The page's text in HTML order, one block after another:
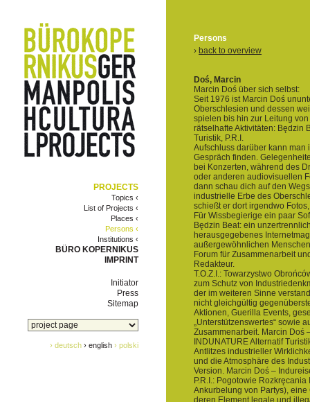
PROJECTS
Topics ‹
List of Projects ‹
Places ‹
Persons ‹
Institutions ‹
BÜRO KOPERNIKUS
IMPRINT
Initiator
Press
Sitemap
› deutsch › english › polski
Persons
› back to overview
Doś, Marcin
Marcin Doś über sich selbst:
Seit 1976 ist Marcin Doś
Oberschlesien und dessen
spielen bis hin zur Leitung
rätselhafte Aktivitäten: Będzin
Turistik, P.R.I.
Aufschluss darüber kann man
Gespräch finden.
bei Konzerten, während des
oder anderen audiovisuellen
dann schau dich auf den
industrielle Erbe des
schießt er dort irgendwo
Für Wissbegierige ein paar
Będzin Beat: ein
herausgegebenes
außergewöhnlichen
Forum für Zusammenarbeit
Redakteur.
T.O.Z.I.: Towarzystwo
zum Schutz von
der im weiteren Sinne
nicht gleichgültig
Aktionen, Guerilla Events,
„Unterstützenswertes“ sowie
Zusammenarbeit. Marcin Doś
INDUNATURE Alternatif
Antlitzes industrieller
und die Atmosphäre des
Version. Marcin Doś –
P.R.I.: Pogotowie
Ankurbelung von Partys),
deren Element legale und